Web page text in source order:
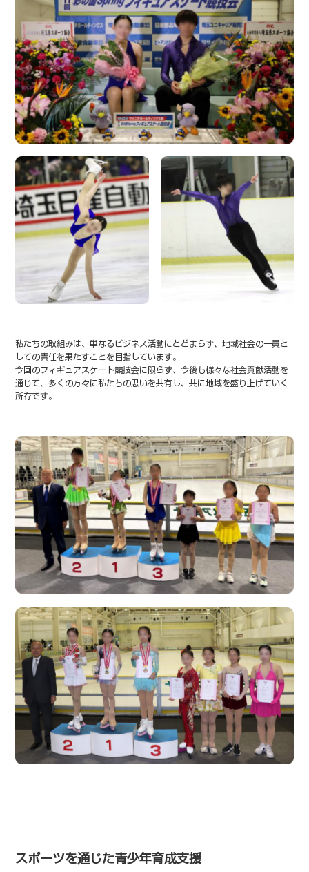
私たちの取組みは、単なるビジネス活動にとどまらず、 地域社会の一員と
しての責任を果たすことを目指しています。
今回のフィギュアスケート競技会に限らず、今後も様々な社会貢献活動を
通じて、 多くの方々に私たちの思いを共有し、共に地域を盛り上げていく
所存です。
スポーツを通じた青少年育成支援